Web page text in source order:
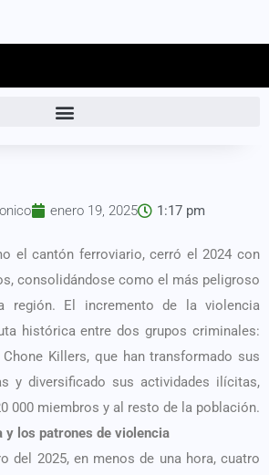
enero 19, 2025 1:17 pm
el cantón ferroviario, cerró el 2024 con
consolidándose como el más peligroso
región. El incremento de la violencia
histórica entre dos grupos criminales:
Killers, que han transformado sus
y diversificado sus actividades ilícitas,
000 miembros y al resto de la población.
y los patrones de violencia
del 2025, en menos de una hora, cuatro